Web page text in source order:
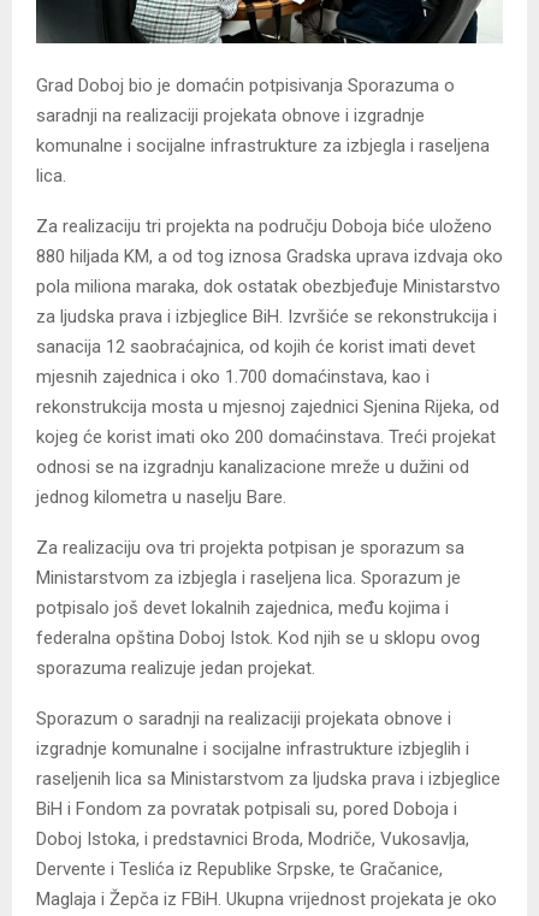
Grad Doboj bio je domaćin potpisivanja Sporazuma o
saradnji na realizaciji projekata obnove i izgradnje
komunalne i socijalne infrastrukture za izbjegla i raseljena
lica.
Za realizaciju tri projekta na području Doboja biće uloženo
880 hiljada KM, a od tog iznosa Gradska uprava izdvaja oko
pola miliona maraka, dok ostatak obezbjeđuje Ministarstvo
za ljudska prava i izbjeglice BiH. Izvršiće se rekonstrukcija i
sanacija 12 saobraćajnica, od kojih će korist imati devet
mjesnih zajednica i oko 1.700 domaćinstava, kao i
rekonstrukcija mosta u mjesnoj zajednici Sjenina Rijeka, od
kojeg će korist imati oko 200 domaćinstava. Treći projekat
odnosi se na izgradnju kanalizacione mreže u dužini od
jednog kilometra u naselju Bare.
Za realizaciju ova tri projekta potpisan je sporazum sa
Ministarstvom za izbjegla i raseljena lica. Sporazum je
potpisalo još devet lokalnih zajednica, među kojima i
federalna opština Doboj Istok. Kod njih se u sklopu ovog
sporazuma realizuje jedan projekat.
Sporazum o saradnji na realizaciji projekata obnove i
izgradnje komunalne i socijalne infrastrukture izbjeglih i
raseljenih lica sa Ministarstvom za ljudska prava i izbjeglice
BiH i Fondom za povratak potpisali su, pored Doboja i
Doboj Istoka, i predstavnici Broda, Modriče, Vukosavlja,
Dervente i Teslića iz Republike Srpske, te Gračanice,
Maglaja i Žepča iz FBiH. Ukupna vrijednost projekata je oko